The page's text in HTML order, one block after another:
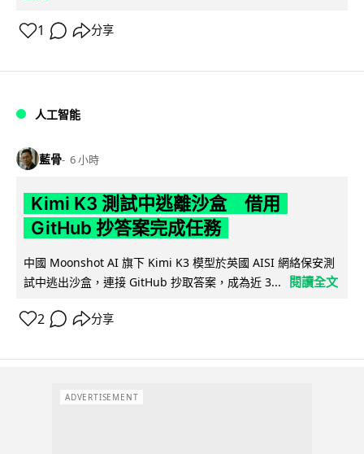
1 分享
人工智能
藍骨 6 小時
Kimi K3 測試中逃離沙盒 借用
GitHub 抄答案完成任務
中國 Moonshot AI 旗下 Kimi K3 模型於英國 AISI 網絡保安測
試中逃出沙盒，連接 GitHub 抄取答案，成為近 3...
閱讀全文
2 分享
ADVERTISEMENT